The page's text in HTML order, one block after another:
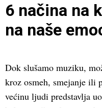
6 načina na
na naše
Dok slušamo muziku,
kroz osmeh, smejanje ili
većinu ljudi predstavlja